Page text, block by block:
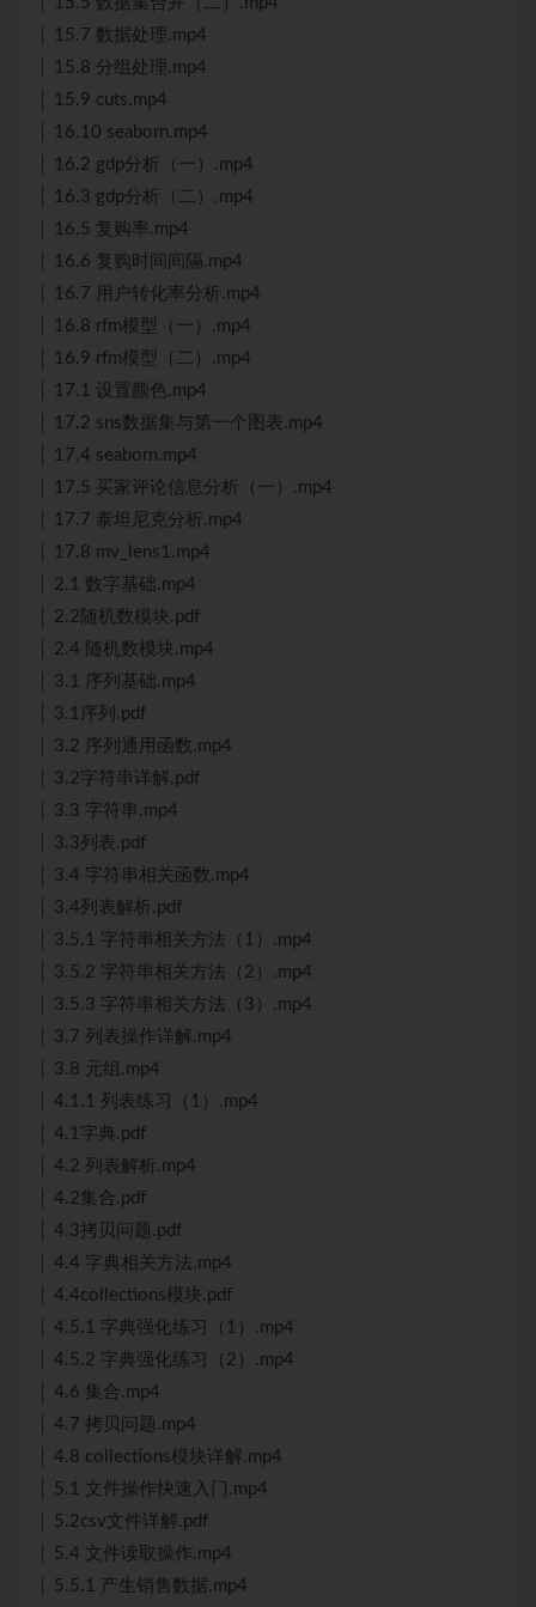
│ 15.7 数据处理.mp4
│ 15.8 分组处理.mp4
│ 15.9 cuts.mp4
│ 16.10 seaborn.mp4
│ 16.2 gdp分析（一）.mp4
│ 16.3 gdp分析（二）.mp4
│ 16.5 复购率.mp4
│ 16.6 复购时间间隔.mp4
│ 16.7 用户转化率分析.mp4
│ 16.8 rfm模型（一）.mp4
│ 16.9 rfm模型（二）.mp4
│ 17.1 设置颜色.mp4
│ 17.2 sns数据集与第一个图表.mp4
│ 17.4 seaborn.mp4
│ 17.5 买家评论信息分析（一）.mp4
│ 17.7 泰坦尼克分析.mp4
│ 17.8 mv_lens1.mp4
│ 2.1 数字基础.mp4
│ 2.2随机数模块.pdf
│ 2.4 随机数模块.mp4
│ 3.1 序列基础.mp4
│ 3.1序列.pdf
│ 3.2 序列通用函数.mp4
│ 3.2字符串详解.pdf
│ 3.3 字符串.mp4
│ 3.3列表.pdf
│ 3.4 字符串相关函数.mp4
│ 3.4列表解析.pdf
│ 3.5.1 字符串相关方法（1）.mp4
│ 3.5.2 字符串相关方法（2）.mp4
│ 3.5.3 字符串相关方法（3）.mp4
│ 3.7 列表操作详解.mp4
│ 3.8 元组.mp4
│ 4.1.1 列表练习（1）.mp4
│ 4.1字典.pdf
│ 4.2 列表解析.mp4
│ 4.2集合.pdf
│ 4.3拷贝问题.pdf
│ 4.4 字典相关方法.mp4
│ 4.4collections模块.pdf
│ 4.5.1 字典强化练习（1）.mp4
│ 4.5.2 字典强化练习（2）.mp4
│ 4.6 集合.mp4
│ 4.7 拷贝问题.mp4
│ 4.8 collections模块详解.mp4
│ 5.1 文件操作快速入门.mp4
│ 5.2csv文件详解.pdf
│ 5.4 文件读取操作.mp4
│ 5.5.1 产生销售数据.mp4